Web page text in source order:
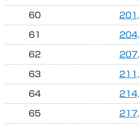
60
61
62
63
64
65